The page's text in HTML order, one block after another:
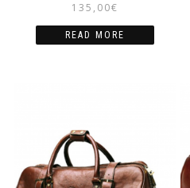
135,00€
READ MORE